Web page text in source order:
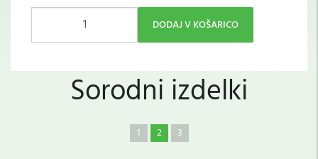
DODAJ V KOŠARICO
Sorodni izdelki
1 2 3